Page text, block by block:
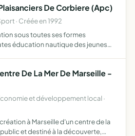
De Corbiere (Apc)
· Créée en 1992
sous toutes ses formes
éducation nautique des jeunes
De La Mer De Marseille -
et développement local ·
à Marseille d'un centre de la
et destiné à la découverte,